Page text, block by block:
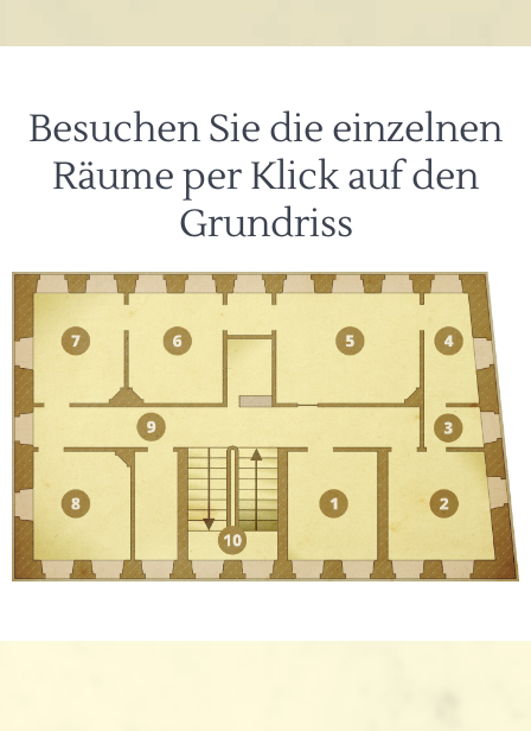
Besuchen Sie die einzelnen
Räume per Klick auf den
Grundriss